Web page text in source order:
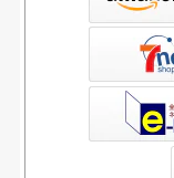
書店ウェブストア